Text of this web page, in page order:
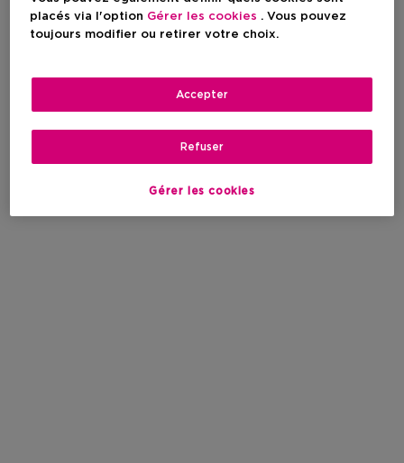
placés via l'option Gérer les cookies . Vous pouvez
toujours modifier ou retirer votre choix.
Gérer les cookies
Refuser
Accepter